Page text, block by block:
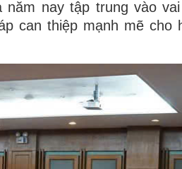
nay tập trung vào
can thiệp mạnh mẽ cho